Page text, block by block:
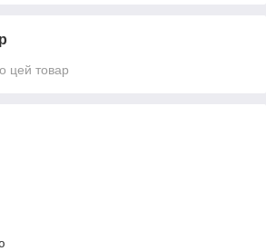
цей товар